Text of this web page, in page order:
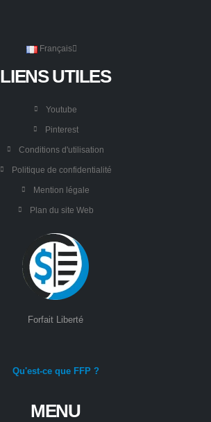
Français
LIENS UTILES
Youtube
Pinterest
Conditions d'utilisation
Politique de confidentialité
Mention légale
Plan du site Web
Forfait Liberté
Qu'est-ce que FFP ?
MENU